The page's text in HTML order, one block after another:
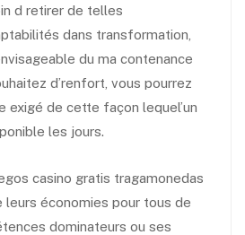
d retirer de telles
dans transformation,
du ma contenance
d’renfort, vous pourrez
exigé de cette façon lequel’un
les jours.
leurs économies pour tous de
dominateurs ou ses